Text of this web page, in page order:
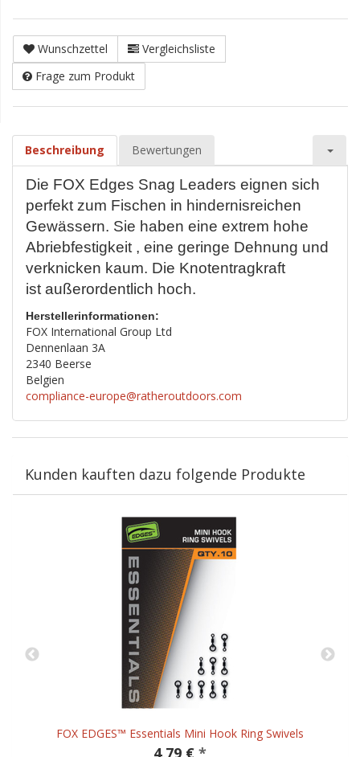
Wunschzettel
Vergleichsliste
Frage zum Produkt
Beschreibung Bewertungen
Die FOX Edges Snag Leaders eignen sich
perfekt zum Fischen in hindernisreichen
Gewässern. Sie haben eine extrem hohe
Abriebfestigkeit , eine geringe Dehnung und
verknicken kaum. Die Knotentragkraft
ist außerordentlich hoch.
Herstellerinformationen:
FOX International Group Ltd
Dennenlaan 3A
2340 Beerse
Belgien
compliance-europe@ratheroutdoors.com
Kunden kauften dazu folgende Produkte
FOX EDGES™ Essentials Mini Hook Ring Swivels
4,79 € *